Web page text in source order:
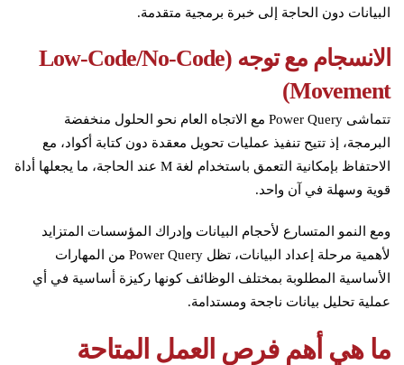
البيانات دون الحاجة إلى خبرة برمجية متقدمة.
الانسجام مع توجه (Low-Code/No-Code
Movement)
تتماشى Power Query مع الاتجاه العام نحو الحلول منخفضة
البرمجة، إذ تتيح تنفيذ عمليات تحويل معقدة دون كتابة أكواد، مع
الاحتفاظ بإمكانية التعمق باستخدام لغة M عند الحاجة، ما يجعلها أداة
قوية وسهلة في آن واحد.
ومع النمو المتسارع لأحجام البيانات وإدراك المؤسسات المتزايد
لأهمية مرحلة إعداد البيانات، تظل Power Query من المهارات
الأساسية المطلوبة بمختلف الوظائف كونها ركيزة أساسية في أي
عملية تحليل بيانات ناجحة ومستدامة.
ما هي أهم فرص العمل المتاحة